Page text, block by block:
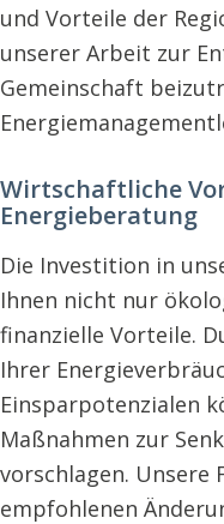
und Vorteile der
unserer Arbeit zur
Gemeinschaft
Wirtschaftliche
Energieberatung
Die Investition in
Ihnen nicht nur
finanzielle Vorteile.
Ihrer
Einsparpotenzialen
Maßnahmen zur
vorschlagen. Unsere
empfohlenen